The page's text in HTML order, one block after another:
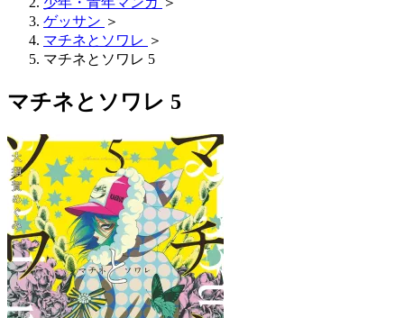
ゲッサン ＞
マチネとソワレ ＞
マチネとソワレ 5
マチネとソワレ 5